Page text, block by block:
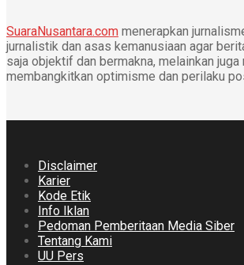
SuaraNusantara.com menerapkan
jurnalistik dan asas kemanusiaan agar
saja objektif dan bermakna, melainkan juga
membangkitkan optimisme dan perilaku
Disclaimer
Karier
Kode Etik
Info Iklan
Pedoman Pemberitaan Media Siber
Tentang Kami
UU Pers